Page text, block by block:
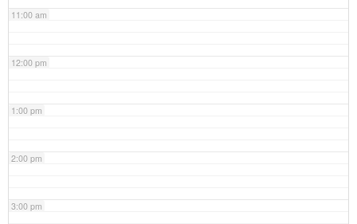
11:00 am
12:00 pm
1:00 pm
2:00 pm
3:00 pm